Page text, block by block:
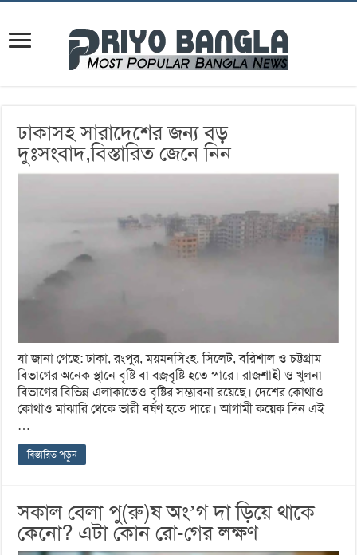
ঢাকাসহ সারাদেশের জন্য বড়
দুঃসংবাদ,বিস্তারিত জেনে নিন
যা জানা গেছে: ঢাকা, রংপুর, ময়মনসিংহ, সিলেট, বরিশাল ও চট্টগ্রাম
বিভাগের অনেক স্থানে বৃষ্টি বা বজ্রবৃষ্টি হতে পারে। রাজশাহী ও খুলনা
বিভাগের বিভিন্ন এলাকাতেও বৃষ্টির সম্ভাবনা রয়েছে। দেশের কোথাও
কোথাও মাঝারি থেকে ভারী বর্ষণ হতে পারে। আগামী কয়েক দিন এই
…
বিস্তারিত পড়ুন
সকাল বেলা পু(রু)ষ অং’গ দা ড়িয়ে থাকে
কেনো? এটা কোন রো-গের লক্ষণ